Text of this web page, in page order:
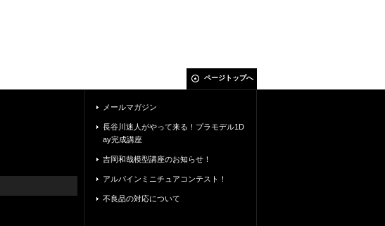
ページトップへ
メールマガジン
長谷川迷人がやって来る！プラモデル1D
ay完成講座
吉岡和哉模型講座のお知らせ！
アルパインミニチュアコンテスト！
不良品の対応について